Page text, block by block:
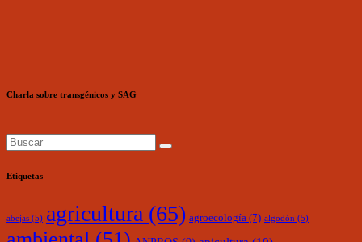
Charla sobre transgénicos y SAG
Etiquetas
abejas (5) agricultura (65) agroecología (7) algodón (5)